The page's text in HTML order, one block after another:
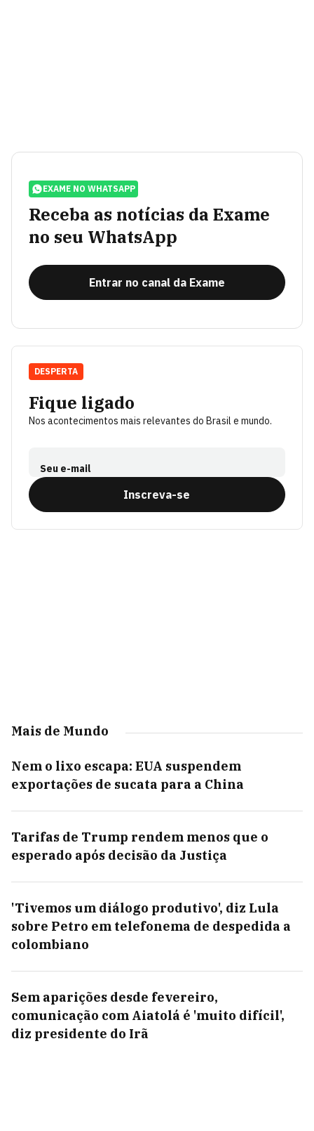
EXAME NO WHATSAPP
Receba as notícias da Exame
no seu WhatsApp
Entrar no canal da Exame
Fique ligado
Nos acontecimentos mais relevantes do Brasil e mundo.
Seu e-mail
Inscreva-se
DESPERTA
Mais de Mundo
Nem o lixo escapa: EUA suspendem
exportações de sucata para a China
Tarifas de Trump rendem menos que o
esperado após decisão da Justiça
'Tivemos um diálogo produtivo', diz Lula
sobre Petro em telefonema de despedida a
colombiano
Sem aparições desde fevereiro,
comunicação com Aiatolá é 'muito difícil',
diz presidente do Irã